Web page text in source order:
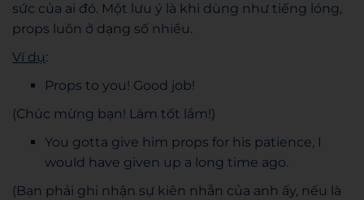
sức của ai đó. Một lưu ý là khi dùng như tiếng lóng,
props luôn ở dạng số nhiều.
Ví dụ:
Props to you! Good job!
(Chúc mừng bạn! Làm tốt lắm!)
You gotta give him props for his patience, I
would have given up a long time ago.
(Bạn phải ghi nhận sự kiên nhẫn của anh ấy, nếu là